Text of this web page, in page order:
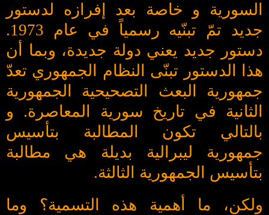
السورية و خاصة بعد إفرازه لدستور
جديد تمّ تبنّيه رسمياً في عام 1973.
دستور جديد يعني دولة جديدة، وبما أن
هذا الدستور تبنّى النظام الجمهوري تعدّ
جمهورية البعث التصحيحية الجمهورية
الثانية في تاريخ سورية المعاصرة. و
بالتالي تكون المطالبة بتأسيس
جمهورية ليبرالية بديلة هي مطالبة
بتأسيس الجمهورية الثالثة.
ولكن، ما أهمية هذه التسمية؟ وما